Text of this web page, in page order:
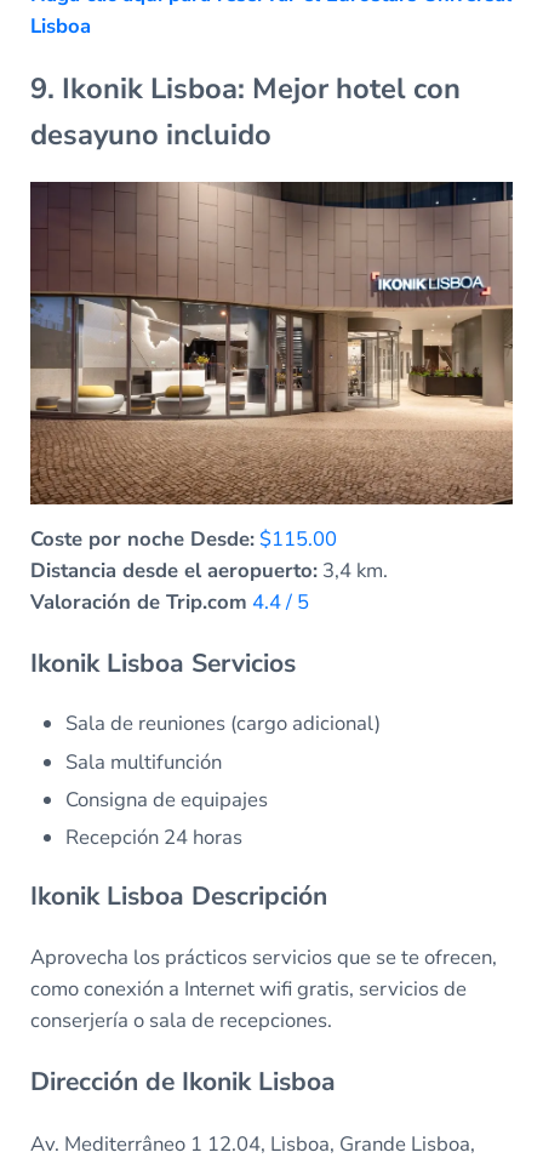
Lisboa
9. Ikonik Lisboa: Mejor hotel con
desayuno incluido
Coste por noche Desde: $115.00
Distancia desde el aeropuerto:3,4 km.
Valoración de Trip.com 4.4 / 5
Ikonik Lisboa Servicios
Sala de reuniones (cargo adicional)
Sala multifunción
Consigna de equipajes
Recepción 24 horas
Ikonik Lisboa Descripción
Aprovecha los prácticos servicios que se te ofrecen,
como conexión a Internet wifi gratis, servicios de
conserjería o sala de recepciones.
Dirección de Ikonik Lisboa
Av. Mediterrâneo 1 12.04, Lisboa, Grande Lisboa,